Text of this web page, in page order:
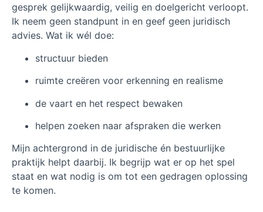
gesprek gelijkwaardig, veilig en doelgericht verloopt.
Ik neem geen standpunt in en geef geen juridisch
advies. Wat ik wél doe:
structuur bieden
ruimte creëren voor erkenning en realisme
de vaart en het respect bewaken
helpen zoeken naar afspraken die werken
Mijn achtergrond in de juridische én bestuurlijke
praktijk helpt daarbij. Ik begrijp wat er op het spel
staat en wat nodig is om tot een gedragen oplossing
te komen.